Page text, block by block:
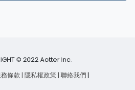
© 2022 Aotter Inc.
條款 | 隱私權政策| 聯絡我們 |